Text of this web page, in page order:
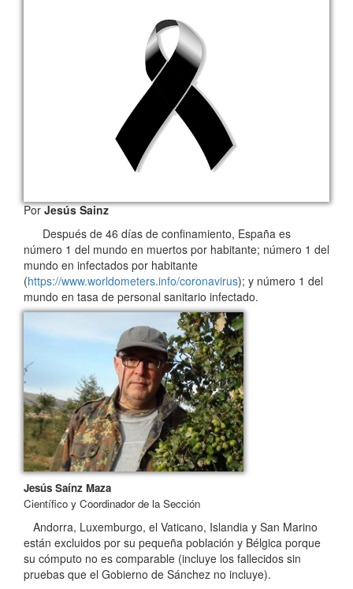
PorJesús Sainz
Después de 46 días de confinamiento, España es
número 1 del mundo en muertos por habitante; número 1 del
mundo en infectados por habitante
(https://www.worldometers.info/coronavirus); y número 1 del
mundo en tasa de personal sanitario infectado.
Jesús Saínz Maza
Científico y Coordinador de la Sección
Andorra, Luxemburgo, el Vaticano, Islandia y San Marino
están excluidos por su pequeña población y Bélgica porque
su cómputo no es comparable (incluye los fallecidos sin
pruebas que el Gobierno de Sánchez no incluye).